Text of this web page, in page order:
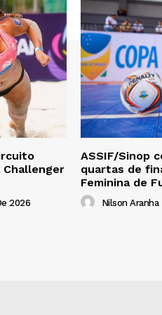
Challenger
2026
ASSIF/Sinop
quartas de
Feminina de
Nilson Aranha